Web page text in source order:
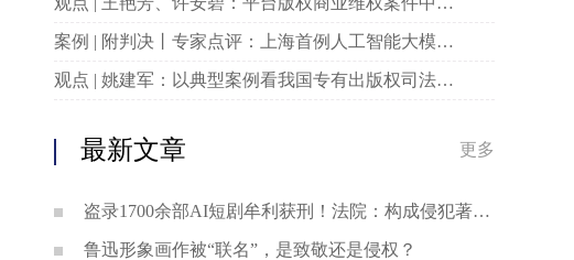
告主体资格的司法审查与规制
案例 | 附判决丨专家点评：上海首例人工智能大模型
著作权侵权案二审宣判
观点 | 姚建军：以典型案例看我国专有出版权司法保
最新文章 更多
盗录1700余部AI短剧牟利获刑！法院：构成侵犯著作
权罪
鲁迅形象画作被“联名”，是致敬还是侵权？